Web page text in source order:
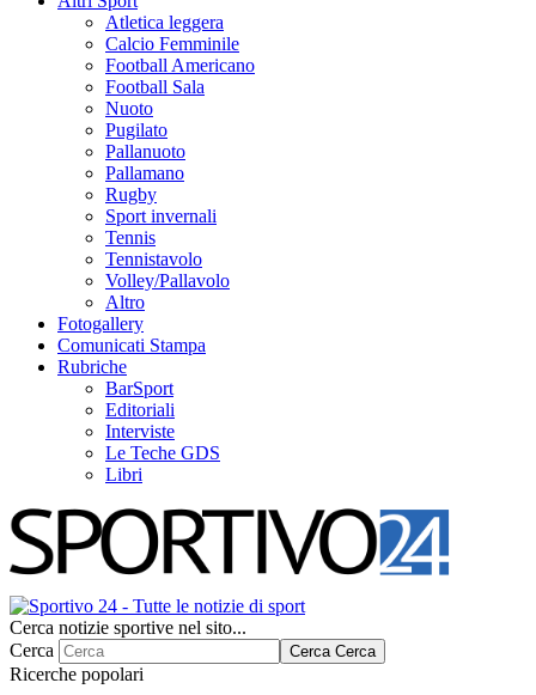
Atletica leggera
Calcio Femminile
Football Americano
Football Sala
Nuoto
Pugilato
Pallanuoto
Pallamano
Rugby
Sport invernali
Tennis
Tennistavolo
Volley/Pallavolo
Altro
Fotogallery
Comunicati Stampa
Rubriche
BarSport
Editoriali
Interviste
Le Teche GDS
Libri
Cerca notizie sportive nel sito...
Cerca
Cerca Cerca
Ricerche popolari